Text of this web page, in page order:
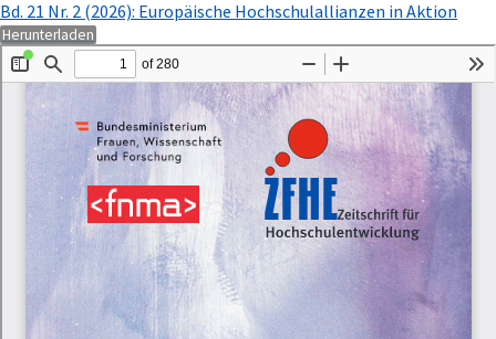
Zu
Artikeldetails
zurückkehren
Bd. 21 Nr. 2 (2026): Europäische Hochschulallianzen in Aktion
HerunterladenPDF
herunterladen